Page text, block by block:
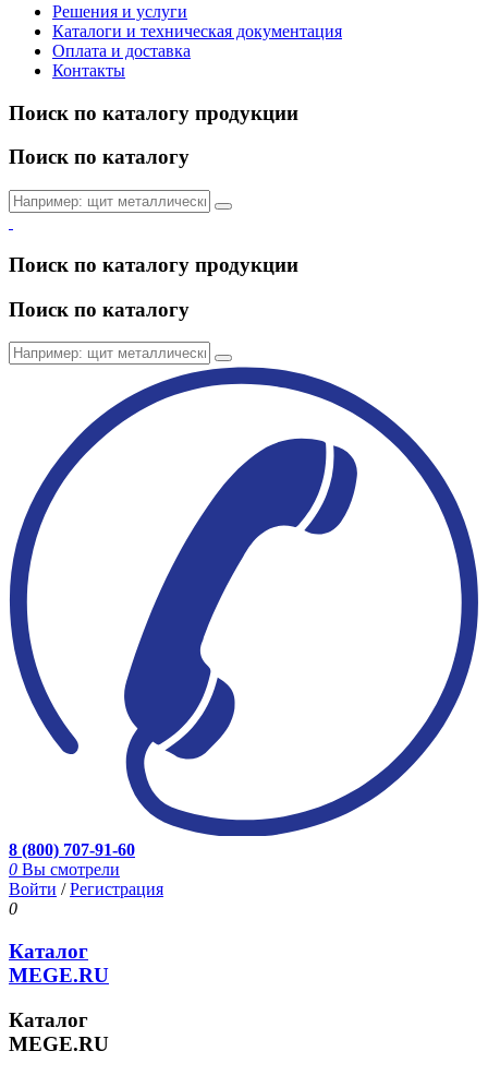
Решения и услуги
Каталоги и техническая документация
Оплата и доставка
Контакты
Поиск по каталогу продукции
Поиск по каталогу
Поиск по каталогу продукции
Поиск по каталогу
8 (800) 707-91-60
0 Вы смотрели
Войти /Регистрация
0
Каталог
MEGE.RU
Каталог
MEGE.RU